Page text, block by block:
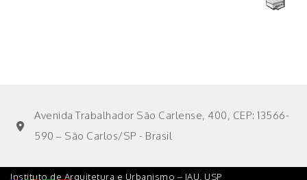
Avenida Trabalhador São Carlense, 400, CEP: 13566-
590 – São Carlos/SP - Brasil
Instituto de Arquitetura e Urbanismo – IAU. USP